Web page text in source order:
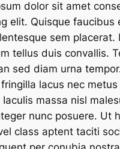
dolor sit amet
elit. Quisque faucibus
sem placerat.
tellus duis convallis.
sed diam urna
lacus nec
massa nisl
nunc posuere. Ut
class aptent taciti